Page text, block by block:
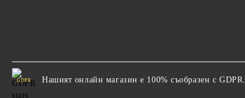
GDPR Нашият онлайн магазин е 100% съобразен с GDPR.